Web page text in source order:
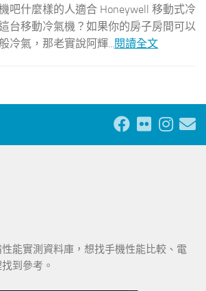
吧什麼樣的人適合 Honeywell 移動式冷
台移動冷氣機？如果你的房子房間可以
冷氣，那老實說阿輝...閱讀全文
能實測資料庫，想找手機性能比較、電
到參考。